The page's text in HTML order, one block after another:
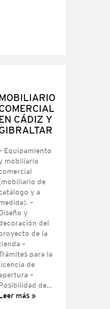
CÁDIZ Y
Equipamiento
mobiliario
de
y a
–
y
del
de la
–
para la
de
–
de…
más »